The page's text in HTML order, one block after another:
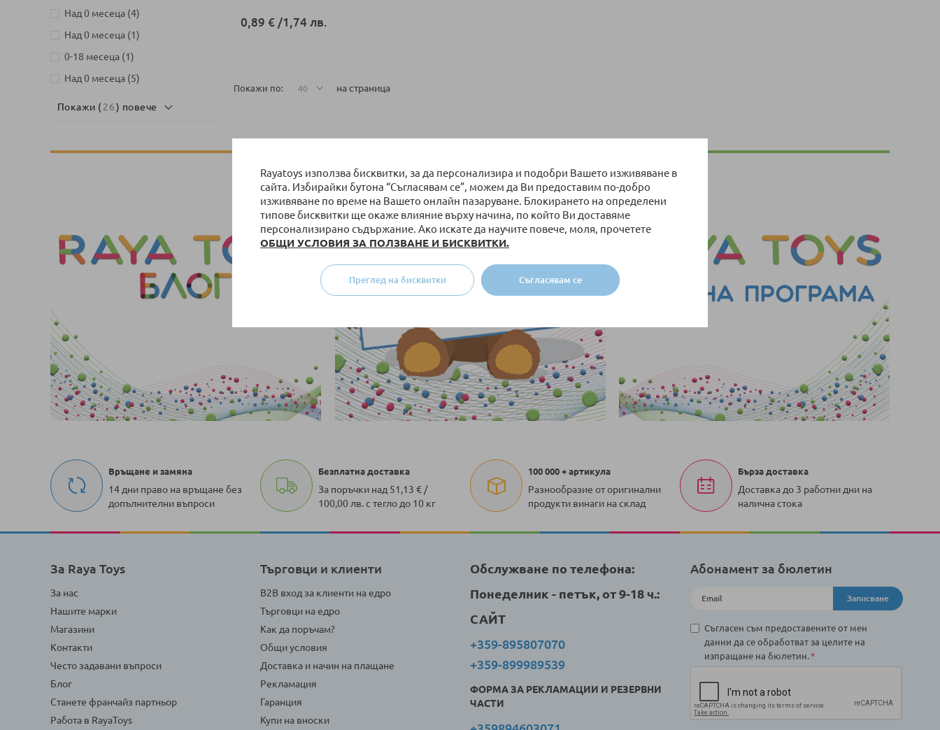
Rayatoys използва бисквитки, за да персонализира и подобри Вашето изживяване в
сайта. Избирайки бутона “Съгласявам се”, можем да Ви предоставим по-добро
изживяване по време на Вашето онлайн пазаруване. Блокирането на определени
типове бисквитки ще окаже влияние върху начина, по който Ви доставяме
персонализирано съдържание. Ако искате да научите повече, моля, прочетете
ОБЩИ УСЛОВИЯ ЗА ПОЛЗВАНЕ И БИСКВИТКИ.
Съгласявам се
Преглед на бисквитки
0,89 € /1,74 лв.
Покажи по на страница
Над 0 месеца 4
артикули
Над 0 месеца 1
артикул
0-18 месеца 1
артикул
Над 0 месеца 5
артикули
Покажи (26 ) повече
Връщане и замяна
14 дни право на връщане без
допълнителни въпроси
Безплатна доставка
За поръчки над 51,13 € /
100,00 лв. с тегло до 10 кг
100 000 + артикула
Разнообразие от оригинални
продукти винаги на склад
Бърза доставка
Доставка до 3 работни дни на
налична стока
За Raya Toys
За нас
Нашите марки
Магазини
Контакти
Често задавани въпроси
Блог
Станете франчайз партньор
Работа в RayaToys
Търговци и клиенти
B2B вход за клиенти на едро
Търговци на едро
Как да поръчам?
Общи условия
Доставка и начин на плащане
Рекламация
Гаранция
Купи на вноски
Обслужване по телефона:
Понеделник - петък, от 9-18 ч.:
САЙТ
+359-895807070
+359-899989539
ФОРМА ЗА РЕКЛАМАЦИИ И РЕЗЕРВНИ
ЧАСТИ
Абонамент за бюлетин
Записване
Съгласен съм предоставените от мен
данни да се обработват за целите на
изпращане на бюлетин.